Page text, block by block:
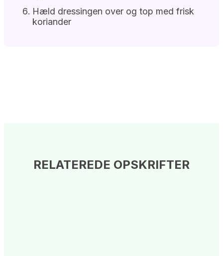
Hæld dressingen over og top med frisk
koriander
RELATEREDE OPSKRIFTER